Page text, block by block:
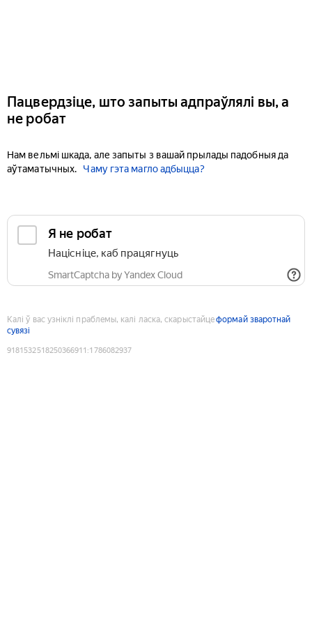
Пацвердзіце, што запыты адпраўлялі вы, а
не робат
Нам вельмі шкада, але запыты з вашай прылады падобныя да
аўтаматычных.
Чаму гэта магло адбыцца?
Я не робат
Націсніце, каб працягнуць
SmartCaptcha by Yandex Cloud
Калі ў вас узніклі праблемы, калі ласка, скарыстайцеформай зваротнай
сувязі
9181532518250366911 :1786082937